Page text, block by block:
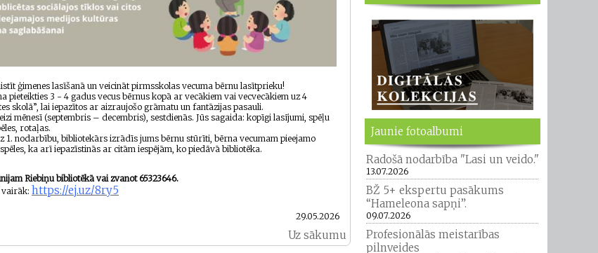
ģimenes lasīšanā un veicināt pirmsskolas vecuma bērnu lasītprieku!
pieteikties 3 - 4 gadus vecus bērnus kopā ar vecākiem vai vecvecākiem uz 4
skolā”, lai iepazītos ar aizraujošo grāmatu un fantāzijas pasauli.
mēnesī (septembris – decembris), sestdienās. Jūs sagaida: kopīgi lasījumi, spēļu
rotaļas.
1. nodarbību, bibliotekārs izrādīs jums bērnu stūrīti, bērna vecumam pieejamo
ka arī iepazīstinās ar citām iespējām, ko piedāvā bibliotēka.
Riebiņu bibliotēkā vai zvanot 65323646.
vairāk: https://ej.uz/8ry5
29.05.2026
Uz sākumu
Jaunie fotoalbumi
Radošā nodarbība "Lasi un veido."
13.07.2026
BŽ 5+ ekspertu pasākums
“Hameleona sapņi”.
09.07.2026
Profesionālās meistarības
pilnveides